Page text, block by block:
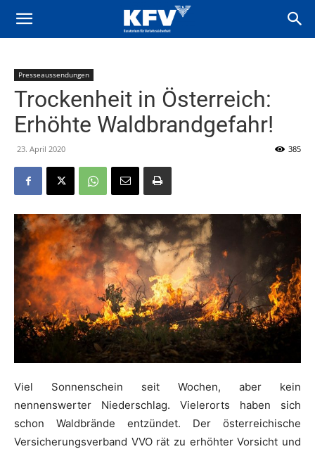
Presseaussendungen
Trockenheit in Österreich:
Erhöhte Waldbrandgefahr!
23. April 2020 385
Viel Sonnenschein seit Wochen, aber kein
nennenswerter Niederschlag. Vielerorts haben sich
schon Waldbrände entzündet. Der österreichische
Versicherungsverband VVO rät zu erhöhter Vorsicht und